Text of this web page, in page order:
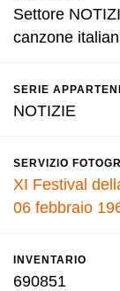
Settore
canzone
SERIE
NOTIZIE
SERVIZIO
XI Festival
06 febbraio
INVENTARIO
690851